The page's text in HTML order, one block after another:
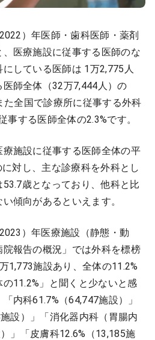
）年医師・歯科医師・薬剤
医療施設に従事する医師のな
している医師は 1万2,775人
師全体（32万7,444人）の
た全国で診療所に従事する外科
事する医師全体の2.3%です。
施設に従事する医師全体の平
対し、主な診療科を外科とし
歳となっており、他科と比
傾向があるといえます。
）年医療施設（静態・動
報告の概況」では外科を標榜
1,773施設あり、全体の11.2%
11.2%」と聞くと少ないと感
内科61.7%（64,747施設）」
設）」「消化器内科（胃腸内
」「皮膚科12.6%（13,185施